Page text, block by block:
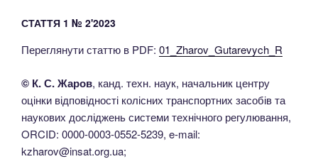
СТАТТЯ 1 № 2'2023
Переглянути статтю в PDF: 01_Zharov_Gutarevych_R
© К. С. Жаров, канд. техн. наук, начальник центру
оцінки відповідності колісних транспортних засобів та
наукових досліджень системи технічного регулювання,
ORCID: 0000-0003-0552-5239, e-mail:
kzharov@insat.org.ua;